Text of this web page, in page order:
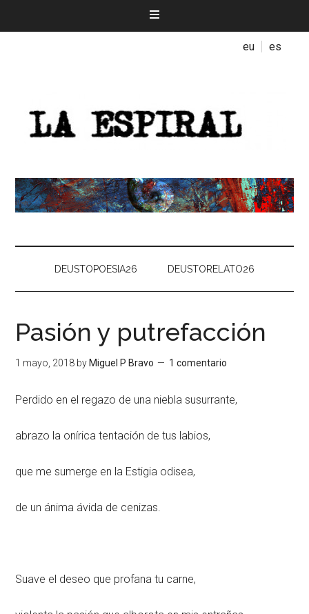
eu es
DEUSTOPOESIA26 DEUSTORELATO26
Pasión y putrefacción
1 mayo, 2018 by Miguel P Bravo 1 comentario
Perdido en el regazo de una niebla susurrante,
abrazo la onírica tentación de tus labios,
que me sumerge en la Estigia odisea,
de un ánima ávida de cenizas.
Suave el deseo que profana tu carne,